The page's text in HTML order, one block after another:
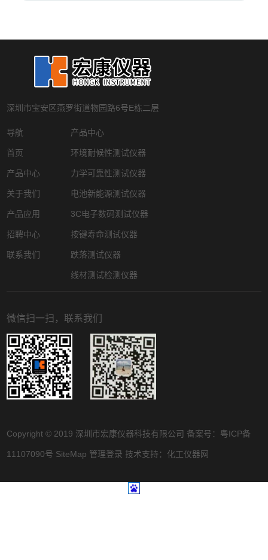
深圳市宝安区燕罗街道物园路6号E栋二层
导航
首页
产品中心
关于我们
产品应用
招聘中心
联系我们
产品中心
环境耐候性测试仪器
力学可靠性测试仪器
电池新能源测试仪器
3C电子数码测试仪器
按键寿命测试仪器
跌落测试仪器
线材测试检测仪器
微信扫一扫，联系我们
Copyright © 2019 深圳市宏康仪器科技有限公司 备案号： 粤ICP备
11107090号 SiteMap 管理登录 技术支持： 化工仪器网